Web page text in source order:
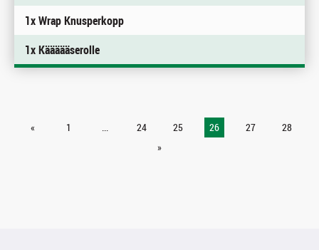
1x Wrap Knusperkopp
1x Käääääserolle
« 1 ... 24 25 26 27
28
»